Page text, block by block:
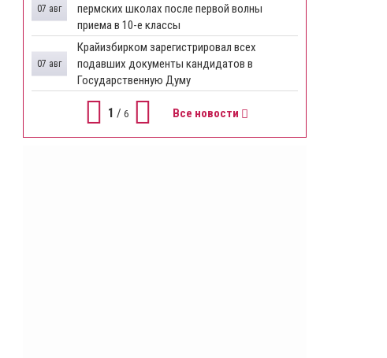
пермских школах после первой волны
приема в 10-е классы
07 авг
Крайизбирком зарегистрировал всех
подавших документы кандидатов в
Государственную Думу
07 авг
1 / 6 Все новости